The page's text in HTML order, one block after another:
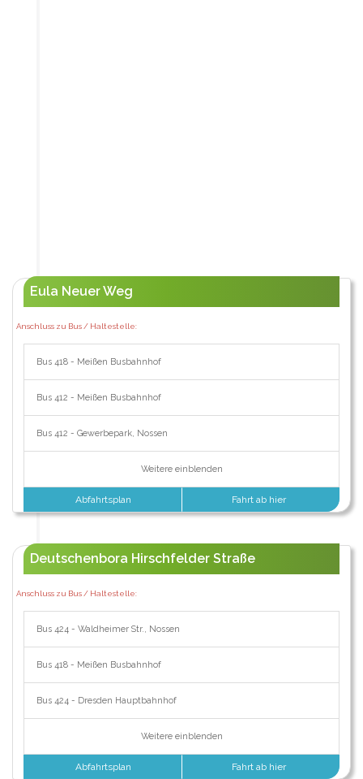
Eula Neuer Weg
Anschluss zu Bus / Haltestelle:
Bus 418 - Meißen Busbahnhof
Bus 412 - Meißen Busbahnhof
Bus 412 - Gewerbepark, Nossen
Weitere einblenden
Abfahrtsplan Fahrt ab hier
Deutschenbora Hirschfelder Straße
Anschluss zu Bus / Haltestelle:
Bus 424 - Waldheimer Str., Nossen
Bus 418 - Meißen Busbahnhof
Bus 424 - Dresden Hauptbahnhof
Weitere einblenden
Abfahrtsplan Fahrt ab hier